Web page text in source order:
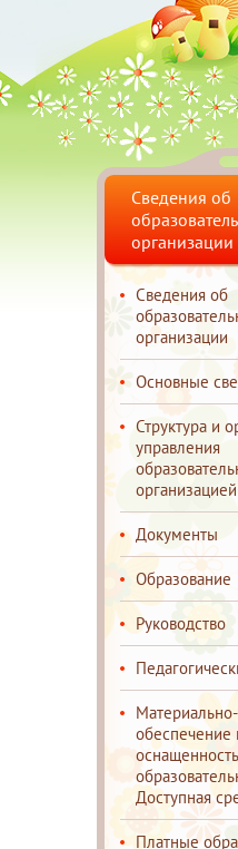
Сведения об
организации
Сведения об
организации
Основные
Структура и
управления
организацией
Документы
Образование
Руководство
обеспечение
оснащенность
Доступная
Платные